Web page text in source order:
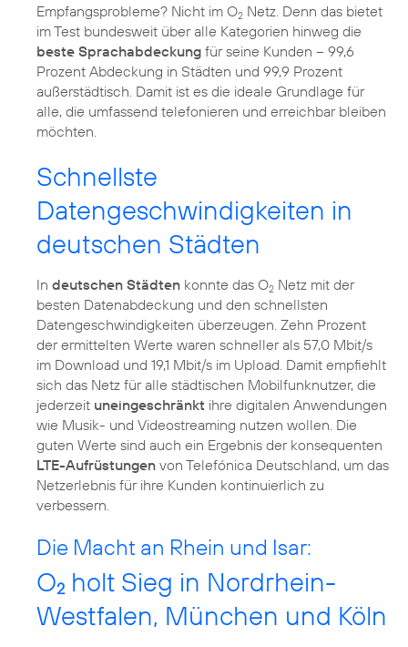
Empfangsprobleme? Nicht im O2 Netz. Denn das bietet
im Test bundesweit über alle Kategorien hinweg die
beste Sprachabdeckung für seine Kunden – 99,6
Prozent Abdeckung in Städten und 99,9 Prozent
außerstädtisch. Damit ist es die ideale Grundlage für
alle, die umfassend telefonieren und erreichbar bleiben
Schnellste
Datengeschwindigkeiten in
deutschen Städten
In deutschen Städten konnte das O2 Netz mit der
besten Datenabdeckung und den schnellsten
Datengeschwindigkeiten überzeugen. Zehn Prozent
der ermittelten Werte waren schneller als 57,0 Mbit/s
im Download und 19,1 Mbit/s im Upload. Damit empfiehlt
sich das Netz für alle städtischen Mobilfunknutzer, die
jederzeit uneingeschränkt ihre digitalen Anwendungen
wie Musik- und Videostreaming nutzen wollen. Die
guten Werte sind auch ein Ergebnis der konsequenten
LTE-Aufrüstungen von Telefónica Deutschland, um das
Netzerlebnis für ihre Kunden kontinuierlich zu
Die Macht an Rhein und Isar:
O2 holt Sieg in Nordrhein-
Westfalen, München und Köln